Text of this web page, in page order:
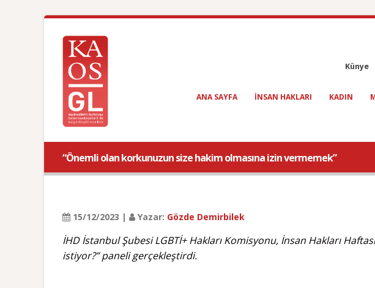
Künye
ANA SAYFA INSAN HAKLARI KADIN
“Önemli olan korkunuzun size hakim olmasına izin vermemek”
15/12/2023 | Yazar: Gözde Demirbilek
İHD İstanbul Şubesi LGBTİ+ Hakları Komisyonu, İnsan Hakları
istiyor?” paneli gerçekleştirdi.